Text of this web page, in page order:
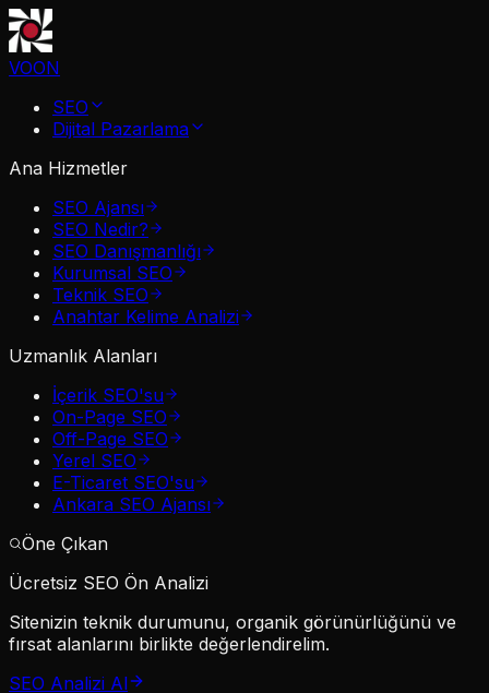
VOON
SEO
Dijital Pazarlama
Ana Hizmetler
SEO Ajansı
SEO Nedir?
SEO Danışmanlığı
Kurumsal SEO
Teknik SEO
Anahtar Kelime Analizi
Uzmanlık Alanları
İçerik SEO'su
On-Page SEO
Off-Page SEO
Yerel SEO
E-Ticaret SEO'su
Ankara SEO Ajansı
Öne Çıkan
Ücretsiz SEO Ön Analizi
Sitenizin teknik durumunu, organik görünürlüğünü ve
fırsat alanlarını birlikte değerlendirelim.
SEO Analizi Al